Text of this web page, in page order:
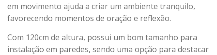
em movimento ajuda a criar um ambiente tranquilo,
favorecendo momentos de oração e reflexão.
Com 120cm de altura, possui um bom tamanho para
instalação em paredes, sendo uma opção para destacar